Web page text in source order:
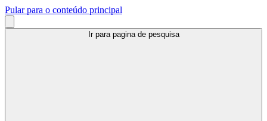
Pular para o conteúdo principal
Ir para pagina de pesquisa